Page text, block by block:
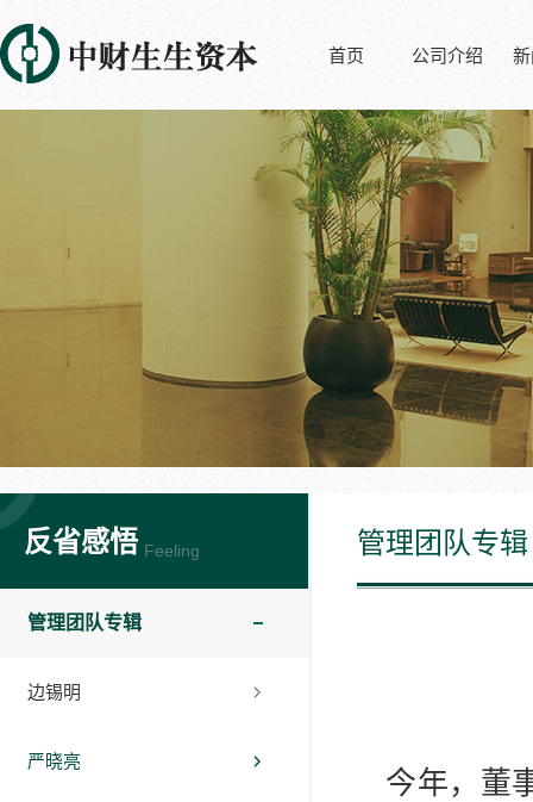
首页 公司介绍
反省感悟 Feeling
管理团队专辑
边锡明
严晓亮
管理团队专辑
今年，董